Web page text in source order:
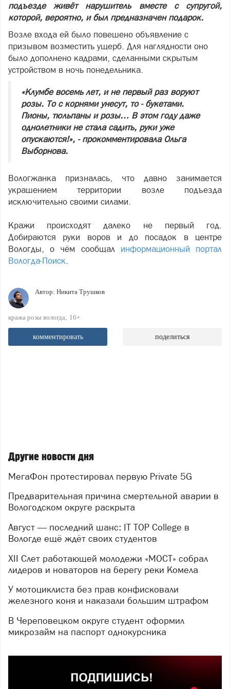
подъезде живёт нарушитель вместе с супругой,
которой, вероятно, и был предназначен подарок.
Возле входа ей было повешено объявление с
призывом возместить ущерб. Для наглядности оно
было дополнено кадрами, сделанными скрытым
устройством в ночь понедельника.
«Клумбе восемь лет, и не первый раз воруют
розы. То с корнями унесут, то - букетами.
Пионы, тюльпаны и розы… В этом году даже
однолетники не стала садить, руки уже
опускаются!», - прокомментировала Ольга
Выборнова.
Вологжанка призналась, что давно занимается
украшением территории возле подъезда
исключительно своими силами.
Кражи происходят далеко не первый год.
Добираются руки воров и до посадок в центре
Вологды, о чём сообщал информационный портал
Вологда-Поиск.
Автор: Никита Трушков
кража розы вологда 16+
комментировать поделиться
Другие новости дня
МегаФон протестировал первую Private 5G
Предварительная причина смертельной аварии в
Вологодском округе раскрыта
Август — последний шанс: IT TOP College в
Вологде ещё ждёт своих студентов
XII Слет работающей молодежи «МОСТ» собрал
лидеров и новаторов на берегу реки Комела
У мотоциклиста без прав конфисковали
железного коня и наказали большим штрафом
В Череповецком округе студент оформил
микрозайм на паспорт однокурсника